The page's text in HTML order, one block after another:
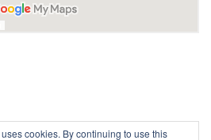
cookies. By continuing to use this